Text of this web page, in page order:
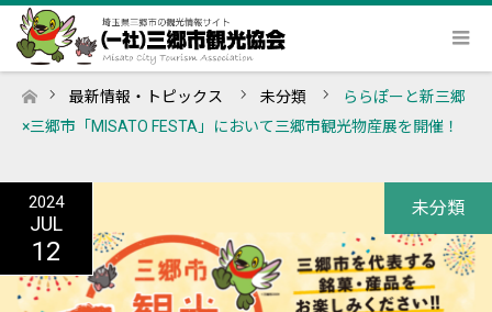
ホーム
最新情報・トピックス 未分類
ららぽーと新三郷
×三郷市「MISATO FESTA」において三郷市観光物産展を開催！
2024
JUL
12
未分類